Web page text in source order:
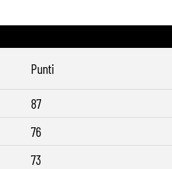
Punti
87
76
73